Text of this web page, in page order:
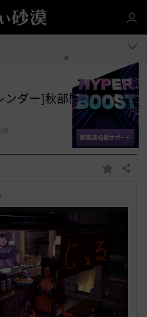
ダー]秋部門「屋台ラ
お 共有する